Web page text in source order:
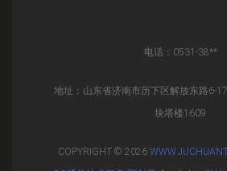
电话：0531-38**
地址：山东省济南市历下区解放东路6-
块塔楼1609
COPYRIGHT © 2026